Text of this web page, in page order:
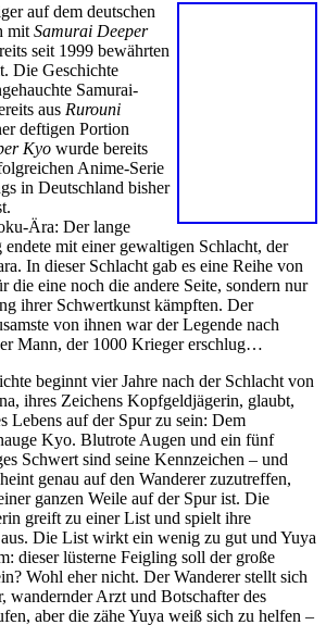
auf dem deutschen
mit Samurai Deeper
seit 1999 bewährten
Die Geschichte
Samurai-
aus Rurouni
deftigen Portion
Kyo wurde bereits
Anime-Serie
in Deutschland bisher
Ära: Der lange
mit einer gewaltigen Schlacht, der
In dieser Schlacht gab es eine Reihe von
die eine noch die andere Seite, sondern nur
ihrer Schwertkunst kämpften. Der
von ihnen war der Legende nach
Mann, der 1000 Krieger erschlug…
beginnt vier Jahre nach der Schlacht von
ihres Zeichens Kopfgeldjägerin, glaubt,
Lebens auf der Spur zu sein: Dem
Kyo. Blutrote Augen und ein fünf
Schwert sind seine Kennzeichen – und
genau auf den Wanderer zuzutreffen,
ganzen Weile auf der Spur ist. Die
greift zu einer List und spielt ihre
Die List wirkt ein wenig zu gut und Yuya
dieser lüsterne Feigling soll der große
Wohl eher nicht. Der Wanderer stellt sich
wandernder Arzt und Botschafter des
aber die zähe Yuya weiß sich zu helfen –